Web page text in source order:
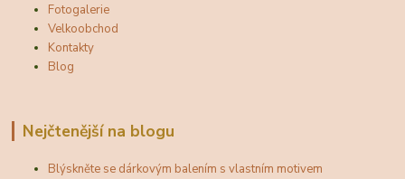
Fotogalerie
Velkoobchod
Kontakty
Blog
Nejčtenější na blogu
Blýskněte se dárkovým balením s vlastním motivem